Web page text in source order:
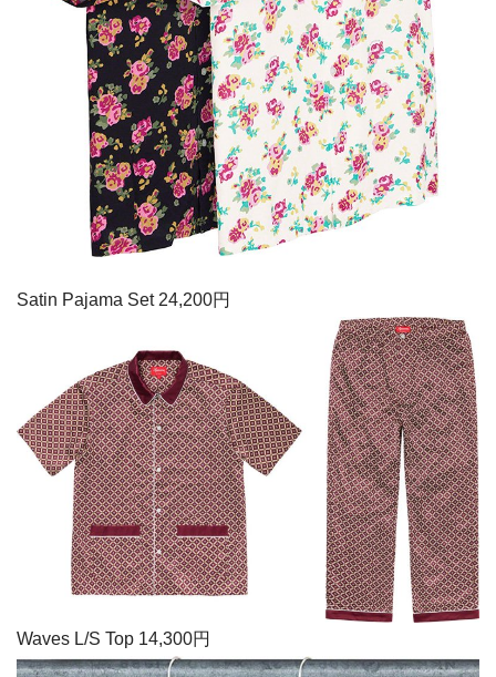
Satin Pajama Set 24,200円
Waves L/S Top 14,300円